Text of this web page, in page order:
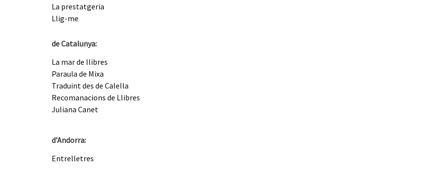
La prestatgeria
Llig-me
de Catalunya:
La mar de llibres
Paraula de Mixa
Traduint des de Calella
Recomanacions de Llibres
Juliana Canet
d’Andorra:
Entrelletres